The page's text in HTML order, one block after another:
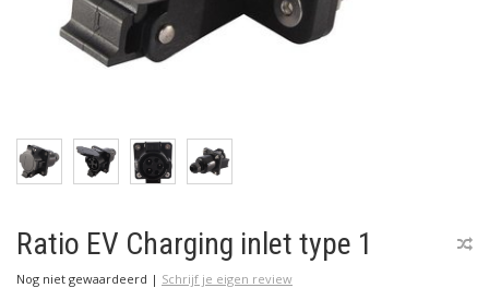
Ratio EV Charging inlet type 1
Nog niet gewaardeerd | Schrijf je eigen review